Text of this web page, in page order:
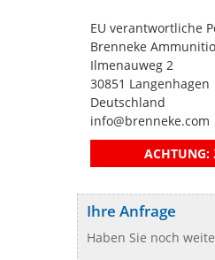
EU verantwortliche
Brenneke
Ilmenauweg 2
30851 Langenhagen
Deutschland
info@brenneke.com
ACHTUNG:
Ihre Anfrage
Haben Sie noch